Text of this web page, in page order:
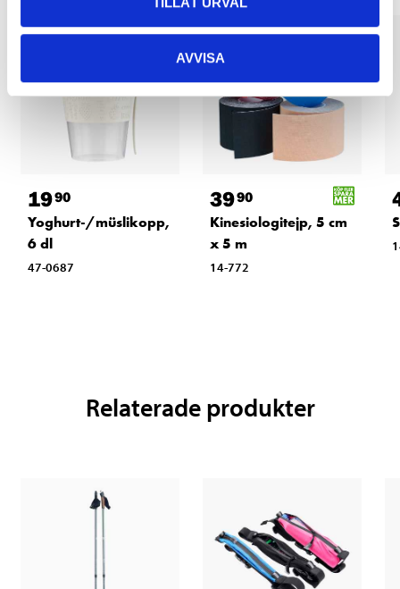
AVVISA
1990
Yoghurt-/müslikopp,
6 dl
47-0687
3990
Kinesiologitejp, 5 cm
x 5 m
14-772
Relaterade produkter